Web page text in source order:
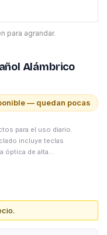
para agrandar.
Alámbrico
— quedan pocas
para el uso diario.
incluye teclas
óptica de alta...